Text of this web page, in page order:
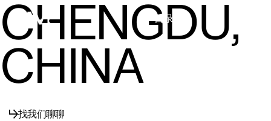
目录
关闭
CHENGDU,
CHINA
找我们聊聊